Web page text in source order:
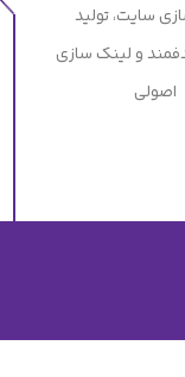
سایت، تولید
و لینک سازی
اصولی